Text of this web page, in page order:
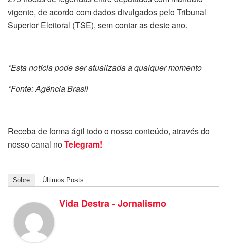
vigente, de acordo com dados divulgados pelo Tribunal
Superior Eleitoral (TSE), sem contar as deste ano.
*Esta notícia pode ser atualizada a qualquer momento
*Fonte: Agência Brasil
Receba de forma ágil todo o nosso conteúdo, através do
nosso canal noTelegram!
Sobre Últimos Posts
Vida Destra - Jornalismo